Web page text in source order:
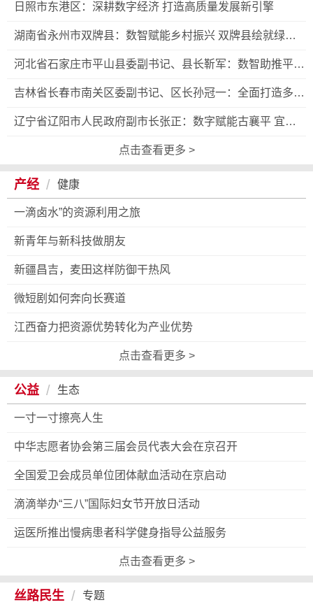
日照市东港区：深耕数字经济 打造高质量发展新引擎
湖南省永州市双牌县：数智赋能乡村振兴 双牌县绘就绿色
发展与数字经济融合新图景
河北省石家庄市平山县委副书记、县长靳军：数智助推平山
县文旅融合高质量发展
吉林省长春市南关区委副书记、区长孙冠一：全面打造多点
支撑、多业并举的高质量发展新格局
辽宁省辽阳市人民政府副市长张正：数字赋能古襄平 宜居
点击查看更多 >
产经 / 健康
一滴卤水”的资源利用之旅
新青年与新科技做朋友
新疆昌吉，麦田这样防御干热风
微短剧如何奔向长赛道
江西奋力把资源优势转化为产业优势
点击查看更多 >
公益 / 生态
一寸一寸擦亮人生
中华志愿者协会第三届会员代表大会在京召开
全国爱卫会成员单位团体献血活动在京启动
滴滴举办“三八”国际妇女节开放日活动
运医所推出慢病患者科学健身指导公益服务
点击查看更多 >
丝路民生 / 专题